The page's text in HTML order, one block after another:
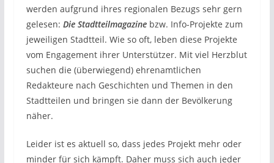
werden aufgrund ihres regionalen Bezugs sehr gern
gelesen: Die Stadtteilmagazinebzw. Info-Projekte zum
jeweiligen Stadtteil. Wie so oft, leben diese Projekte
vom Engagement ihrer Unterstützer. Mit viel Herzblut
suchen die (überwiegend) ehrenamtlichen
Redakteure nach Geschichten und Themen in den
Stadtteilen und bringen sie dann der Bevölkerung
näher.
Leider ist es aktuell so, dass jedes Projekt mehr oder
minder für sich kämpft. Daher muss sich auch jeder